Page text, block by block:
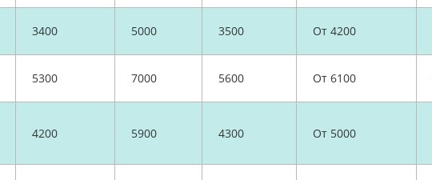
3400 5000 3500 От 4200
5300 7000 5600 От 6100
4200 5900 4300 От 5000